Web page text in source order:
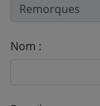
Nom :